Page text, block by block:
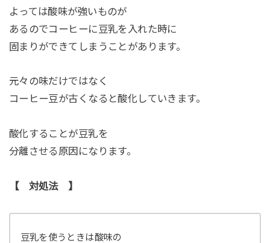
よっては酸味が強いものが
あるのでコーヒーに豆乳を入れた時に
固まりができてしまうことがあります。
元々の味だけではなく
コーヒー豆が古くなると酸化していきます。
酸化することが豆乳を
分離させる原因になります。
【 対処法 】
豆乳を使うときは酸味の